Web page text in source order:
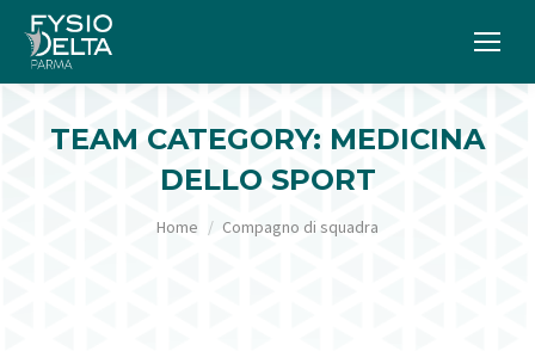
TEAM CATEGORY: MEDICINA
DELLO SPORT
Tu sei qui:
Home Compagno di squadra